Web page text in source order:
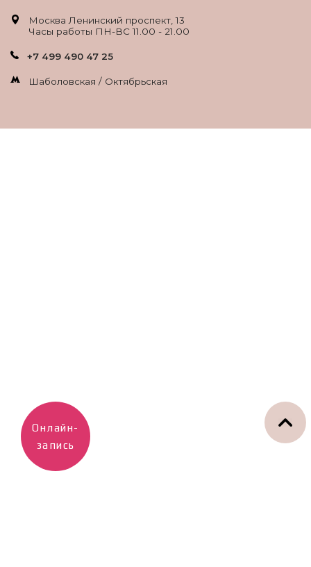
Москва Ленинский проспект, 13
Часы работы ПН-ВС 11.00 - 21.00
+7 499 490 47 25
Шаболовская / Октябрьская
Онлайн-
запись